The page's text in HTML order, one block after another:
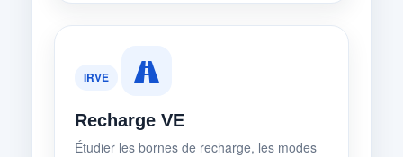
IRVE
Recharge VE
Étudier les bornes de recharge, les modes